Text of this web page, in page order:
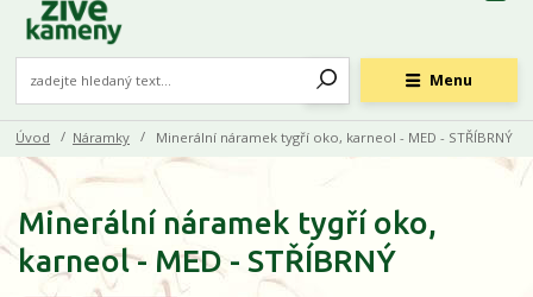
Menu
Úvod Náramky Minerální náramek tygří oko, karneol - MED - STŘÍBRNÝ
Minerální náramek tygří oko,
karneol - MED - STŘÍBRNÝ